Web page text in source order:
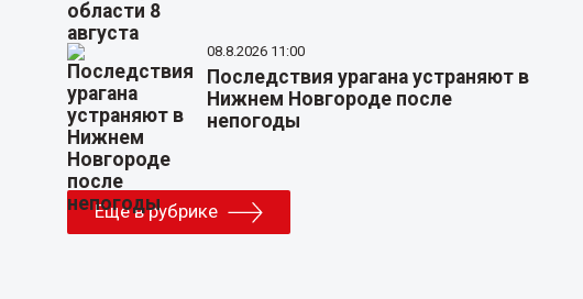
08.8.2026 11:00
Последствия урагана устраняют в
Нижнем Новгороде после
непогоды
Еще в рубрике